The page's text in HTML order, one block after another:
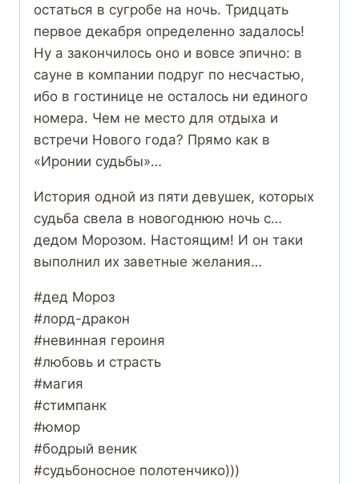
остаться в сугробе на ночь. Тридцать
первое декабря определенно задалось!
Ну а закончилось оно и вовсе эпично: в
сауне в компании подруг по несчастью,
ибо в гостинице не осталось ни единого
номера. Чем не место для отдыха и
встречи Нового года? Прямо как в
«Иронии судьбы»…
История одной из пяти девушек, которых
судьба свела в новогоднюю ночь с…
дедом Морозом. Настоящим! И он таки
выполнил их заветные желания…
#дед Мороз
#лорд-дракон
#невинная героиня
#любовь и страсть
#магия
#стимпанк
#юмор
#бодрый веник
#судьбоносное полотенчико)))